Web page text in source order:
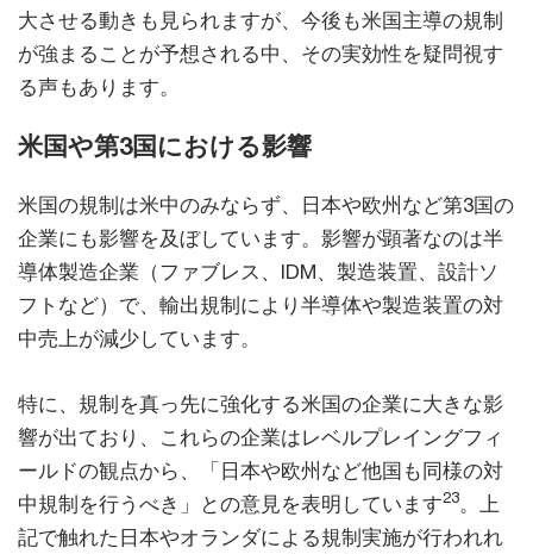
大させる動きも見られますが、今後も米国主導の規制
が強まることが予想される中、その実効性を疑問視す
る声もあります。
米国や第3国における影響
米国の規制は米中のみならず、日本や欧州など第3国の
企業にも影響を及ぼしています。影響が顕著なのは半
導体製造企業（ファブレス、IDM、製造装置、設計ソ
フトなど）で、輸出規制により半導体や製造装置の対
中売上が減少しています。
特に、規制を真っ先に強化する米国の企業に大きな影
響が出ており、これらの企業はレベルプレイングフィ
ールドの観点から、「日本や欧州など他国も同様の対
中規制を行うべき」との意見を表明しています23。上
記で触れた日本やオランダによる規制実施が行われれ